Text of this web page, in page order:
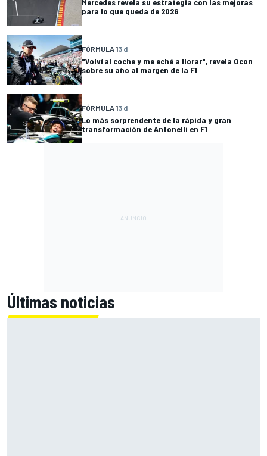
Mercedes revela su estrategia con las mejoras
para lo que queda de 2026
FÓRMULA 13 d
"Volví al coche y me eché a llorar", revela Ocon
sobre su año al margen de la F1
FÓRMULA 13 d
Lo más sorprendente de la rápida y gran
transformación de Antonelli en F1
Últimas noticias